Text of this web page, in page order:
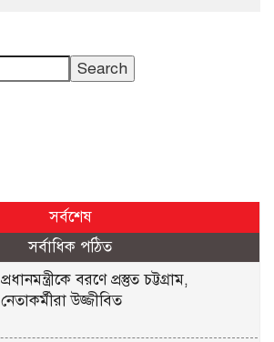
Search
সর্বশেষ
সর্বাধিক পঠিত
প্রধানমন্ত্রীকে বরণে প্রস্তুত চট্টগ্রাম,
নেতাকর্মীরা উজ্জীবিত